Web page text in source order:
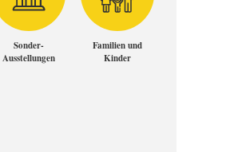
Sonder-
Ausstellungen
Familien und
Kinder